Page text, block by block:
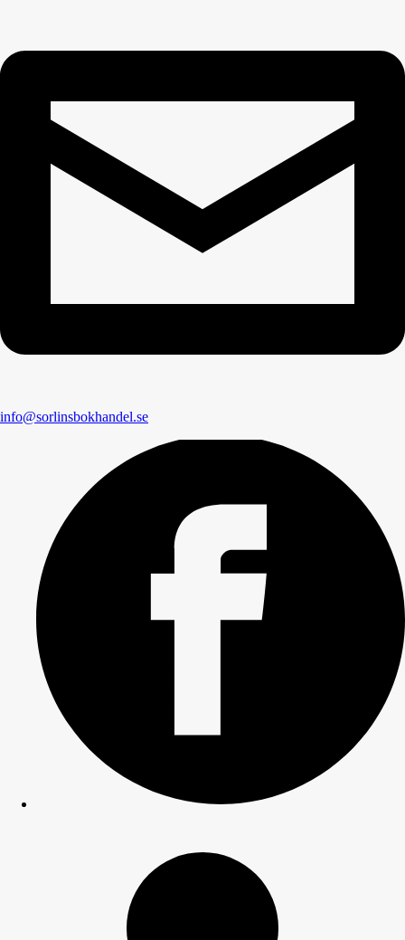
info@sorlinsbokhandel.se